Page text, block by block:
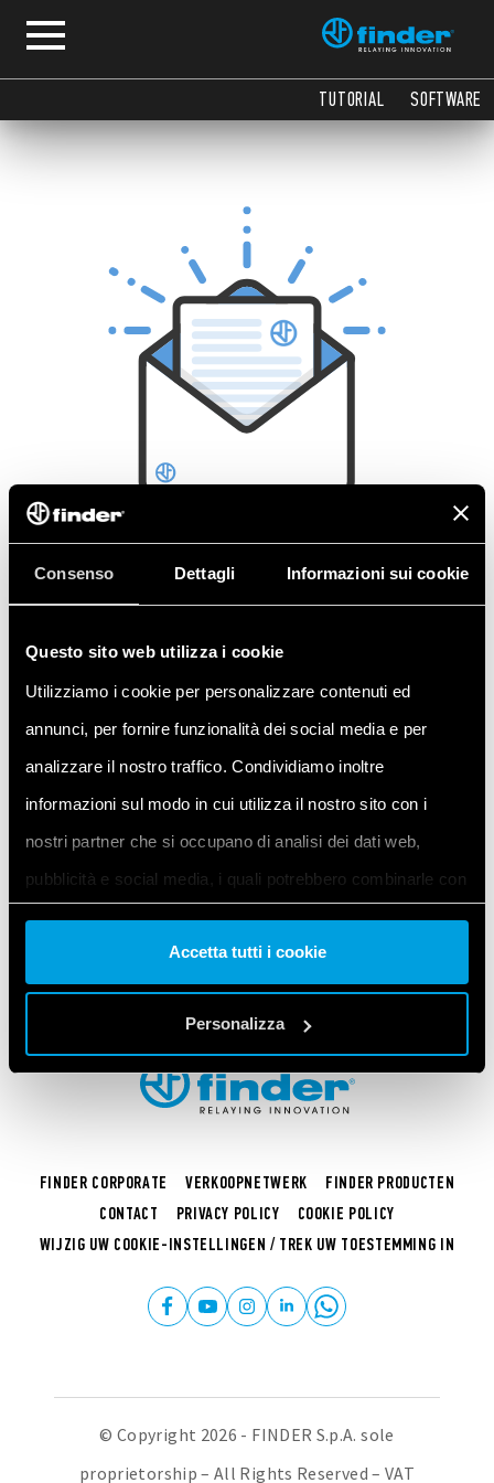
Consenso Dettagli Informazioni sui cookie
Questo sito web utilizza i cookie
Utilizziamo i cookie per personalizzare contenuti ed
annunci, per fornire funzionalità dei social media e per
analizzare il nostro traffico. Condividiamo inoltre
informazioni sul modo in cui utilizza il nostro sito con i
nostri partner che si occupano di analisi dei dati web,
pubblicità e social media, i quali potrebbero combinarle con
altre informazioni che ha fornito loro o che hanno raccolto
dal suo utilizzo dei loro servizi. Acconsenta ai nostri cookie
se continua ad utilizzare il nostro sito web.
Accetta tutti i cookie
Personalizza
TUTORIAL SOFTWARE
BEDANKT!
ONTVANGEN
U ontvangt zo snel mogelijk een antwoord van onze
medewerkers!
TORNA ALLA HOME
FINDER CORPORATE VERKOOPNETWERK
FINDER PRODUCTEN
CONTACT
PRIVACY POLICY
COOKIE POLICY
WIJZIG UW COOKIE-INSTELLINGEN / TREK UW TOESTEMMING IN
© Copyright 2026 - FINDER S.p.A. sole
proprietorship – All Rights Reserved – VAT